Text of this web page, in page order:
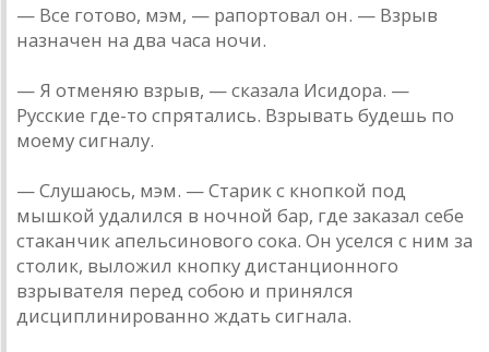
— Все готово, мэм, — рапортовал он. — Взрыв
назначен на два часа ночи.
— Я отменяю взрыв, — сказала Исидора. —
Русские где-то спрятались. Взрывать будешь по
моему сигналу.
— Слушаюсь, мэм. — Старик с кнопкой под
мышкой удалился в ночной бар, где заказал себе
стаканчик апельсинового сока. Он уселся с ним за
столик, выложил кнопку дистанционного
взрывателя перед собою и принялся
дисциплинированно ждать сигнала.